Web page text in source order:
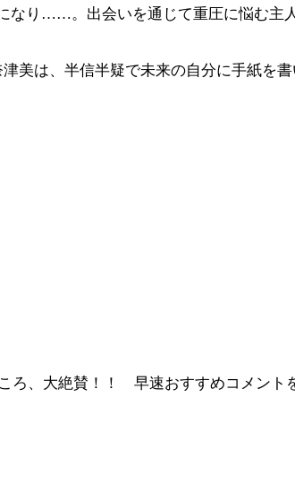
り……。出会いを通じて重圧に悩む主
美は、半信半疑で未来の自分に手紙を
ろ、大絶賛！！ 早速おすすめコメント